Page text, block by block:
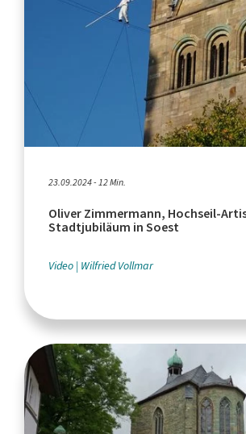
23.09.2024 - 12 Min.
Oliver Zimmermann, Hochseil-
Stadtjubiläum in Soest
Video Wilfried Vollmar